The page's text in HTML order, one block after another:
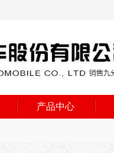
产品中心